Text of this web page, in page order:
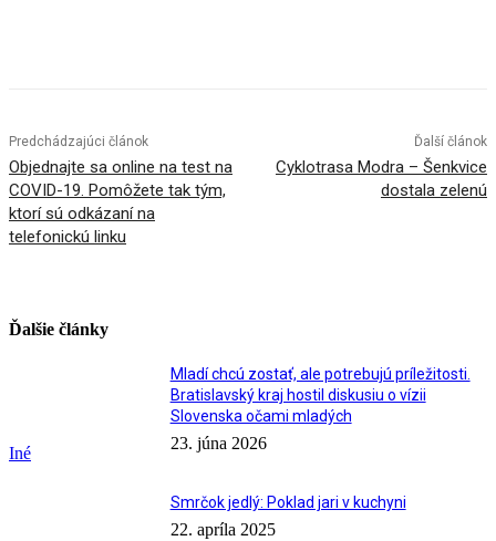
Predchádzajúci článok
Objednajte sa online na test na
COVID-19. Pomôžete tak tým,
ktorí sú odkázaní na
telefonickú linku
Ďalší článok
Cyklotrasa Modra – Šenkvice
dostala zelenú
Ďalšie články
Iné
Mladí chcú zostať, ale potrebujú príležitosti.
Bratislavský kraj hostil diskusiu o vízii
Slovenska očami mladých
23. júna 2026
Smrčok jedlý: Poklad jari v kuchyni
22. apríla 2025